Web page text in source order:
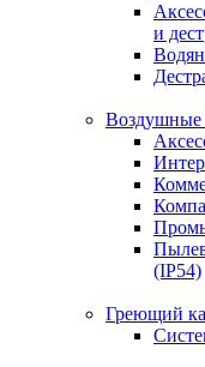
и
Воздушные
(IP54)
Греющий